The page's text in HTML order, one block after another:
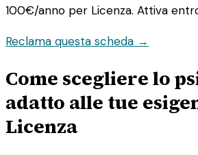
100€/anno per Licenza. Attiva
Reclama questa scheda →
Come scegliere lo
adatto alle tue
Licenza